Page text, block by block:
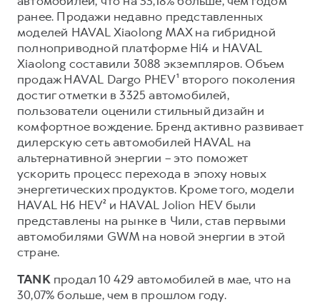
DARGO
от 3 199 000 ₽
DARGO X
от 3 499 000 ₽
F7
от 2 899 000 ₽
F7X
от 3 599 000 ₽
от 3 449 000 ₽
Тест-драйв
Трейд-ин
КРЕДИТ И СТРАХОВАНИЕ
Кредитный калькулятор
Страхование
Кредит
КОРПОРАТИВНЫМ КЛИЕНТАМ
Для малого бизнеса
Корпоративным клиентам
Крупным корпоративным клиентам
Система управления автопарком
СЕРВИСНОЕ ОБСЛУЖИВАНИЕ
Нулевое ТО
Программа «Помощь на дороге»
Регламенты технического обслуживания
Электронный ПТС
ПОДДЕРЖКА
GWM Безопасность
Гарантия HAVAL
Мобильное приложение GWM
Программа «HAVAL Защита+»
Руководства по эксплуатации
Подписки
О дилере
Наша команда
Контакты
ранее. Продажи недавно представленных
моделей HAVAL Xiaolong MAX на гибридной
полноприводной платформе Hi4 и HAVAL
Xiaolong составили 3088 экземпляров. Объем
продаж HAVAL Dargo PHEV¹ второго поколения
достиг отметки в 3325 автомобилей,
пользователи оценили стильный дизайн и
комфортное вождение. Бренд активно развивает
дилерскую сеть автомобилей HAVAL на
альтернативной энергии – это поможет
ускорить процесс перехода в эпоху новых
энергетических продуктов. Кроме того, модели
HAVAL H6 HEV² и HAVAL Jolion HEV были
представлены на рынке в Чили, став первыми
автомобилями GWM на новой энергии в этой
стране.
TANKпродал 10 429 автомобилей в мае, что на
30,07% больше, чем в прошлом году.